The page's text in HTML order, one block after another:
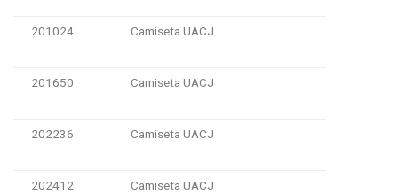
201024 Camiseta UACJ
201650 Camiseta UACJ
202236 Camiseta UACJ
202412 Camiseta UACJ